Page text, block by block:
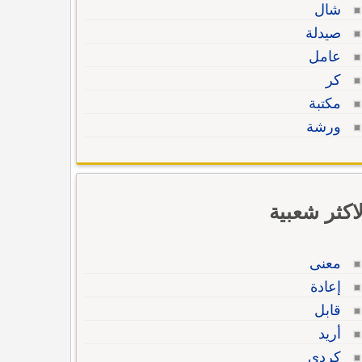
شال
صيدلة
عامل
كر
مكتبة
ورشة
شعبية
معنى
إعادة
قابل
أريد
كردي